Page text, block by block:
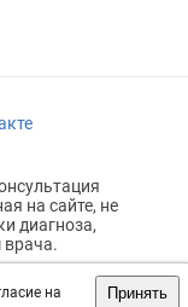
на
Принять
на сайте, не
диагноза,
врача.